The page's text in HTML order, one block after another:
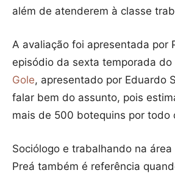
além de atenderem à classe
A avaliação foi apresentada por
episódio da sexta temporada
Gole, apresentado por Eduardo
falar bem do assunto, pois
mais de 500 botequins por todo
Sociólogo e trabalhando na
Preá também é referência